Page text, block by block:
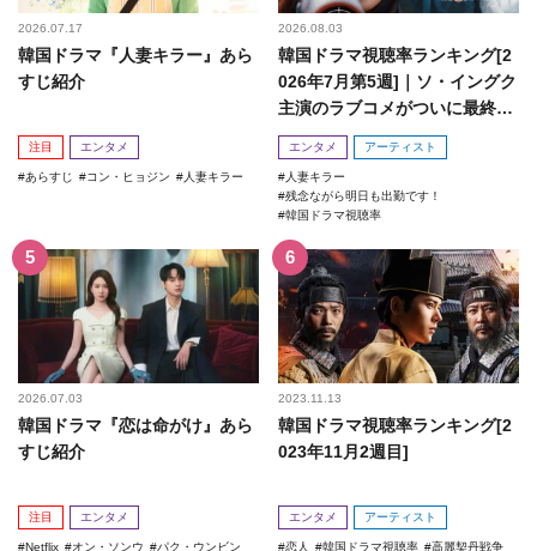
2026.07.17
韓国ドラマ『人妻キラー』あら
すじ紹介
注目 エンタメ
あらすじ コン・ヒョジン 人妻キラー
2026.08.03
韓国ドラマ視聴率ランキング[2
026年7月第5週]｜ソ・イングク
主演のラブコメがついに最終
回！
エンタメ アーティスト
人妻キラー
残念ながら明日も出勤です！
韓国ドラマ視聴率
2026.07.03
韓国ドラマ『恋は命がけ』あら
すじ紹介
注目 エンタメ
Netflix オン・ソンウ パク・ウンビン
2023.11.13
韓国ドラマ視聴率ランキング[2
023年11月2週目]
エンタメ アーティスト
恋人 韓国ドラマ視聴率 高麗契丹戦争